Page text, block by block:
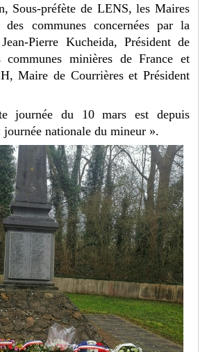
Sous-préfète de LENS, les Maires
des communes concernées par la
Pierre Kucheida, Président de
communes minières de France et
Maire de Courrières et Président
journée du 10 mars est depuis
journée nationale du mineur ».